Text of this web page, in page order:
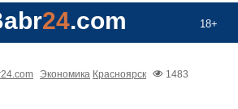
18+
24.com
Экономика Красноярск
1483